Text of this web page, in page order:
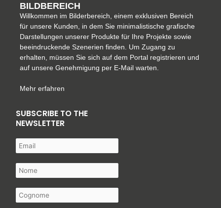
BILDBEREICH
Willkommen im Bilderbereich, einem exklusiven Bereich
für unsere Kunden, in dem Sie minimalistische grafische
Darstellungen unserer Produkte für Ihre Projekte sowie
beeindruckende Szenerien finden. Um Zugang zu
erhalten, müssen Sie sich auf dem Portal registrieren und
auf unsere Genehmigung per E-Mail warten.
Mehr erfahren
SUBSCRIBE TO THE
NEWSLETTER